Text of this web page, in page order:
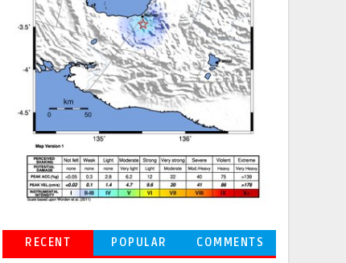
RECENT POPULAR COMMENTS